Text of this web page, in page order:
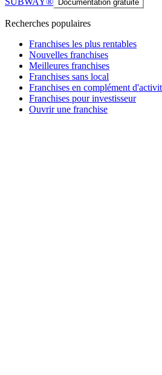
Documentation gratuite
Recherches populaires
Franchises les plus rentables
Nouvelles franchises
Meilleures franchises
Franchises sans local
Franchises en complément
Franchises pour investisseur
Ouvrir une franchise